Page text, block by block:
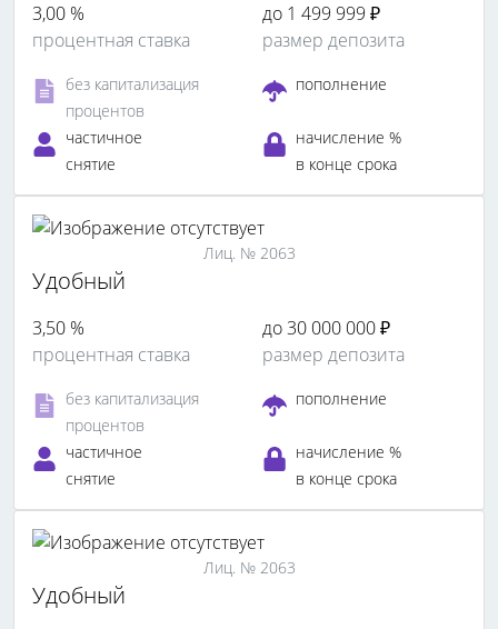
3,00 %
процентная ставка
до 1 499 999 ₽
размер депозита
без капитализация
процентов
пополнение
частичное
снятие
начисление %
в конце срока
Лиц. № 2063
Удобный
3,50 %
процентная ставка
до 30 000 000 ₽
размер депозита
без капитализация
процентов
пополнение
частичное
снятие
начисление %
в конце срока
Лиц. № 2063
Удобный